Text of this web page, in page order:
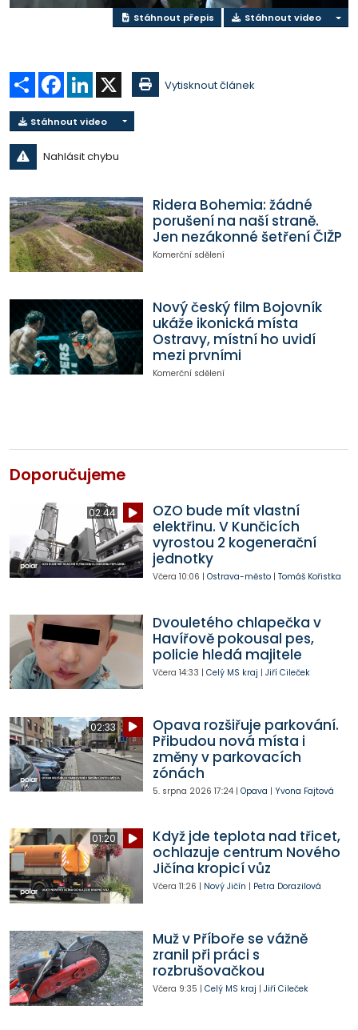
Stáhnout přepis Stáhnout video
Sdílet Facebook
LinkedIn Vytisknout článek
Stáhnout video
Nahlásit chybu
Ridera Bohemia: žádné
porušení na naší straně.
Jen nezákonné šetření ČIŽP
Komerční sdělení
Nový český film Bojovník
ukáže ikonická místa
Ostravy, místní ho uvidí
mezi prvními
Komerční sdělení
Doporučujeme
02:44
OZO bude mít vlastní
elektřinu. V Kunčicích
vyrostou 2 kogenerační
jednotky
Včera 10:06 | Ostrava-město| Tomáš Kořistka
Dvouletého chlapečka v
Havířově pokousal pes,
policie hledá majitele
Včera 14:33 | Celý MS kraj | Jiří Cileček
02:33
Opava rozšiřuje parkování.
Přibudou nová místa i
změny v parkovacích
zónách
5. srpna 2026 17:24| Opava | Yvona Fajtová
01:20
Když jde teplota nad třicet,
ochlazuje centrum Nového
Jičína kropicí vůz
Včera 11:26 | Nový Jičín | Petra Dorazilová
Muž v Příboře se vážně
zranil při práci s
rozbrušovačkou
Včera 9:35 | Celý MS kraj | Jiří Cileček